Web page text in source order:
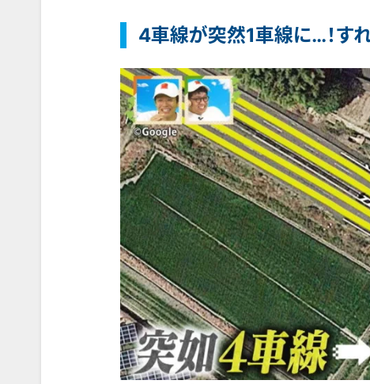
4車線が突然1車線に…！す